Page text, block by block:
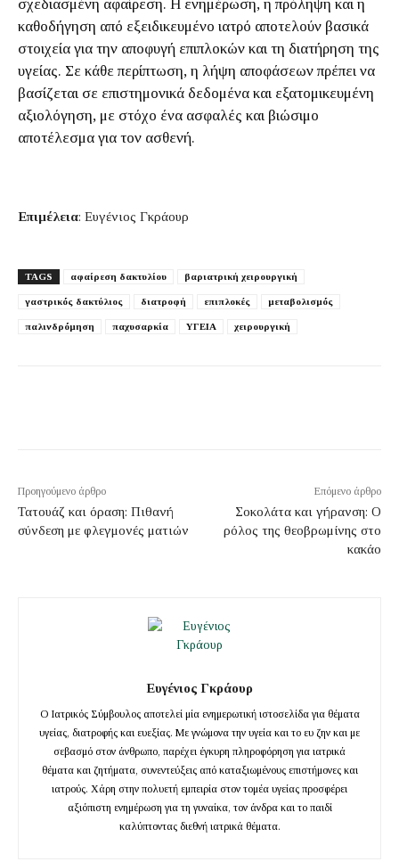
σχεδιασμένη αφαίρεση. Η ενημέρωση, η πρόληψη και η
καθοδήγηση από εξειδικευμένο ιατρό αποτελούν βασικά
στοιχεία για την αποφυγή επιπλοκών και τη διατήρηση της
υγείας. Σε κάθε περίπτωση, η λήψη αποφάσεων πρέπει να
βασίζεται σε επιστημονικά δεδομένα και εξατομικευμένη
αξιολόγηση, με στόχο ένα ασφαλές και βιώσιμο
αποτέλεσμα για τον ασθενή.
Επιμέλεια: Ευγένιος Γκράουρ
TAGS αφαίρεση δακτυλίου βαριατρική χειρουργική
γαστρικός δακτύλιος διατροφή επιπλοκές μεταβολισμός
παλινδρόμηση παχυσαρκία ΥΓΕΙΑ χειρουργική
Προηγούμενο άρθρο
Τατουάζ και όραση: Πιθανή
σύνδεση με φλεγμονές ματιών
Επόμενο άρθρο
Σοκολάτα και γήρανση: Ο
ρόλος της θεοβρωμίνης στο
κακάο
Ευγένιος Γκράουρ
Ο Ιατρικός Σύμβουλος αποτελεί μία ενημερωτική ιστοσελίδα για θέματα
υγείας, διατροφής και ευεξίας. Με γνώμονα την υγεία και το ευ ζην και με
σεβασμό στον άνθρωπο, παρέχει έγκυρη πληροφόρηση για ιατρικά
θέματα και ζητήματα, συνεντεύξεις από καταξιωμένους επιστήμονες και
ιατρούς. Χάρη στην πολυετή εμπειρία στον τομέα υγείας προσφέρει
αξιόπιστη ενημέρωση για τη γυναίκα, τον άνδρα και το παιδί
καλύπτοντας διεθνή ιατρικά θέματα.